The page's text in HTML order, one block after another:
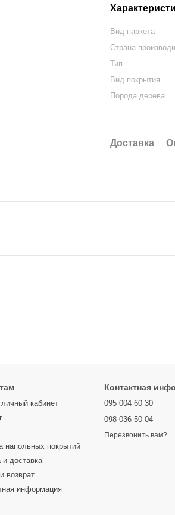
Вид паркета
Страна
Тип
Вид покрытия
Порода дерева
Доставка
кабинет
напольных покрытий
доставка
возврат
информация
Контактная
095 004 60 30
098 036 50 04
Перезвонить вам?